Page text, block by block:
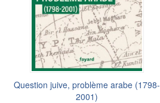
Question juive, problème arabe (1798-
2001)